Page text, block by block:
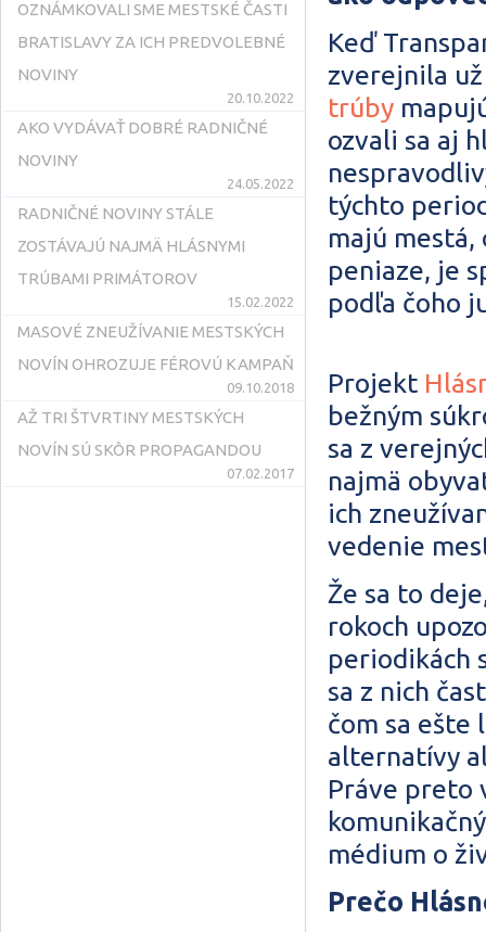
OZNÁMKOVALI SME MESTSKÉ ČASTI
BRATISLAVY ZA ICH PREDVOLEBNÉ
NOVINY
20.10.2022
AKO VYDÁVAŤ DOBRÉ RADNIČNÉ
NOVINY
24.05.2022
RADNIČNÉ NOVINY STÁLE
ZOSTÁVAJÚ NAJMÄ HLÁSNYMI
TRÚBAMI PRIMÁTOROV
15.02.2022
MASOVÉ ZNEUŽÍVANIE MESTSKÝCH
NOVÍN OHROZUJE FÉROVÚ KAMPAŇ
09.10.2018
AŽ TRI ŠTVRTINY MESTSKÝCH
NOVÍN SÚ SKÔR PROPAGANDOU
07.02.2017
Keď
zverejnila
trúby
ozvali sa aj
týchto
majú
peniaze, je
podľa čoho
Projekt
bežným
sa z
najmä
ich
vedenie
Že sa to
rokoch
periodikách
sa z nich
čom sa ešte
alternatívy
Práve preto
médium o
Prečo